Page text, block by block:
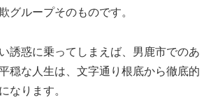
グループそのものです。
誘惑に乗ってしまえば、男鹿市でのあ
穏な人生は、文字通り根底から徹底的
なります。